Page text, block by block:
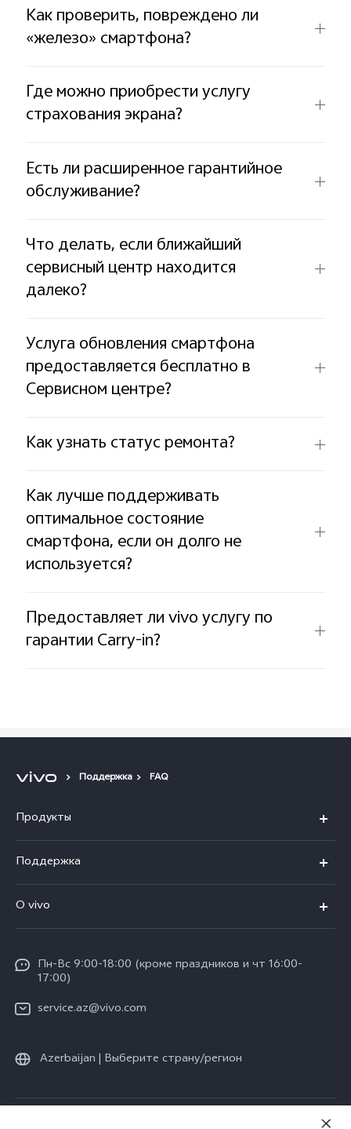
Как проверить, повреждено ли
«железо» смартфона?
Где можно приобрести услугу
страхования экрана?
Есть ли расширенное гарантийное
обслуживание?
Что делать, если ближайший
сервисный центр находится
далеко?
Услуга обновления смартфона
предоставляется бесплатно в
Сервисном центре?
Как узнать статус ремонта?
Как лучше поддерживать
оптимальное состояние
смартфона, если он долго не
используется?
Предоставляет ли vivo услугу по
гарантии Carry-in?
Поддержка FAQ
Продукты
V30e 5G
V29 5G
Y100 4G
Y27s
Поддержка
Funtouch OS
Сервисные центры
IMEI аутентификация
Обновление системы
Запрос хода ремонта
О vivo
Пресс-центр
Юридическая информация
Стабильность
Центр конфиденциальности vivo
Пн-Вс 9:00-18:00 (кроме праздников и чт 16:00-
17:00)
service.az@vivo.com
Azerbaijan | Выберите страну/регион